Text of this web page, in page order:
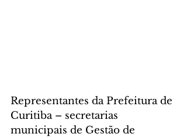
Representantes da Prefeitura de
Curitiba – secretarias
municipais de Gestão de